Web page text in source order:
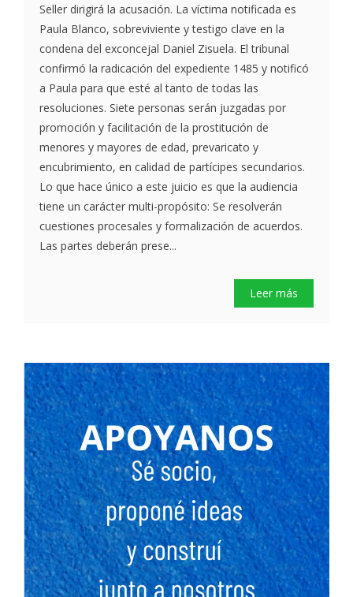
Seller dirigirá la acusación. La víctima notificada es
Paula Blanco, sobreviviente y testigo clave en la
condena del exconcejal Daniel Zisuela. El tribunal
confirmó la radicación del expediente 1485 y notificó
a Paula para que esté al tanto de todas las
resoluciones. Siete personas serán juzgadas por
promoción y facilitación de la prostitución de
menores y mayores de edad, prevaricato y
encubrimiento, en calidad de partícipes secundarios.
Lo que hace único a este juicio es que la audiencia
tiene un carácter multi-propósito: Se resolverán
cuestiones procesales y formalización de acuerdos.
Las partes deberán prese...
Leer más